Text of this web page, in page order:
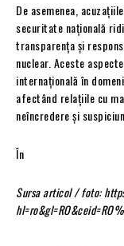
De asemenea,
securitate națională
transparența și
nuclear. Aceste
internațională în
afectând relațiile cu
neîncredere și
În
Sursa articol / foto: